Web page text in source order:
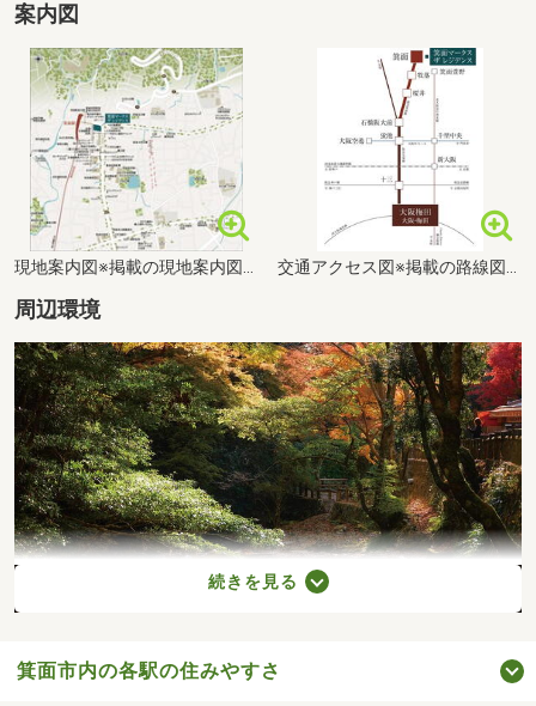
案内図
現地案内図※掲載の現地案内図は簡略化した地図(2025年9月時点)を基に描き起こしたもので、建物の形状・距離・色等は実際とは異なります。周辺の道路・建物などについては一部簡略化しております。また、表現されている樹木は航空写真を基に凡その位置に作図しております。なお、表現されている周辺建物・施設等は2025年2月時点のものです。※周辺環境は将来変わる場合があります。 交通アクセス図※掲載の路線図は一部路線・駅などを抜粋して表記しています。
周辺環境
続きを見る
箕面市内の各駅の住みやすさ